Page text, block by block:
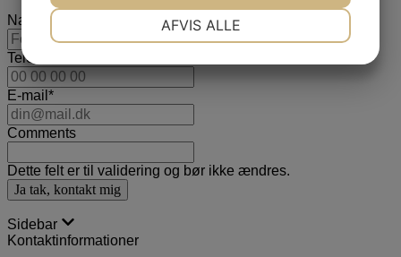
Navn
Telefonnummer
E-mail *
Comments
Dette felt er til validering og bør ikke ændres.
Sidebar
Kontaktinformationer
AFVIS ALLE